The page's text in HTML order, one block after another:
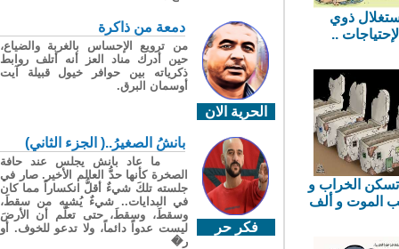
ذوي
..
الخراب و
الموت و ألف
الحرية الان
دمعة من ذاكرة
من ترويع الإحساس بالغربة والضياع،
حين أدرك مناد العز أنه أتلف روابط
ذكرياته بين حوافر خيول قبيلة آيت
أوسمان البرق.
فكر حر
بانشُ الصغيرُ..( الجزء الثاني)
ما عاد بانش يجلس عند حافة
الصخرة كأنها حدُّ العالم الأخير. صار في
جلسته تلكَ شيءٌ أقلُّ انكساراً مما كان
في البدايات.. شيءٌ يُشبِه من سقطَ،
وسقطَ، وسقطَ، حتى تعلّم أن الأرضَ
ليست عدواً دائماً، ولا تدعو للخوف. أو
ر�